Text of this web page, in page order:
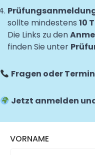
sollte mindestens 10
Die Links zu den
finden Sie unter
Fragen oder
Jetzt anmelden
VORNAME